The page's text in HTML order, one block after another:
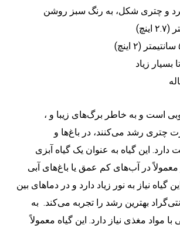
و چتری شکل، به رنگ سبز روشن
بسیار زیاد
، بومی آمریکای جنوبی است و به خاطر برگ‌های زیبا و
رشد می‌کنند، در باغ‌ها و
دارد. این گیاه به عنوان یک گیاه آبزی
در آب‌های کم عمق یا باغ‌های آبی
گیاه نیاز به نور زیاد دارد و در دماهای بین
سانتی‌گراد بهترین رشد را تجربه می‌کند. به
مواد مغذی نیاز دارد. این گیاه معمولاً